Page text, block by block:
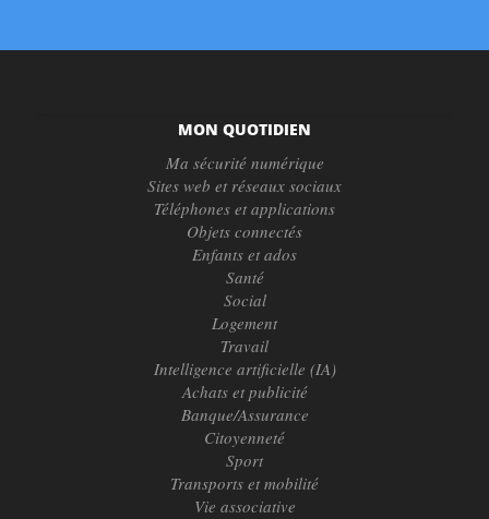
MON QUOTIDIEN
Ma sécurité numérique
Sites web et réseaux sociaux
Téléphones et applications
Objets connectés
Enfants et ados
Santé
Social
Logement
Travail
Intelligence artificielle (IA)
Achats et publicité
Banque/Assurance
Citoyenneté
Sport
Transports et mobilité
Vie associative